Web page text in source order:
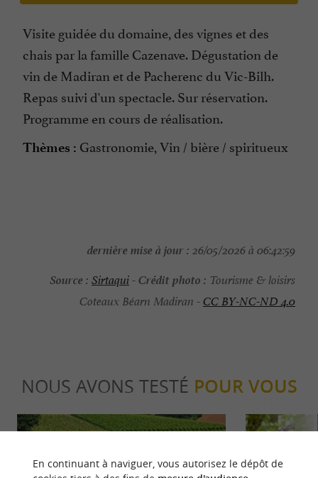
Visite guidée du domaine, des vignes et des
chais par la famille Cazenave. Dégustation de
vin de Madiran et de Pacherenc du Vic-Bilh.
Repas suivi d'un spectacle. Sur réservation.
Programme en cours de réalisation.
Thèmes : Gastronomie, Vin / bière / spiritueux
dernière mise à jour : 26/05/2026 à 06:42:59
Source : Sirtaqui-Crédit photo : Tourisme & loisirs
Coteaux Béarn Madiran -CC BY-NC-ND 4.0
NOUS AVONS TESTÉ POUR VOUS
En continuant à naviguer, vous autorisez le dépôt de